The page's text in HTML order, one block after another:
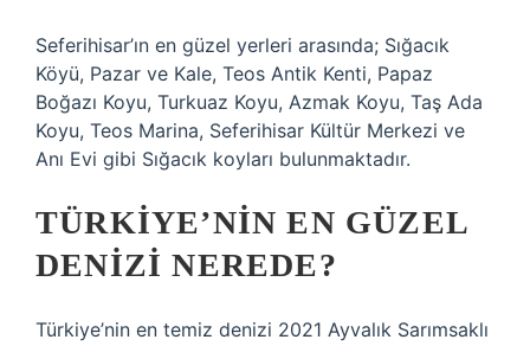
Seferihisar’ın en güzel yerleri arasında; Sığacık
Köyü, Pazar ve Kale, Teos Antik Kenti, Papaz
Boğazı Koyu, Turkuaz Koyu, Azmak Koyu, Taş Ada
Koyu, Teos Marina, Seferihisar Kültür Merkezi ve
Anı Evi gibi Sığacık koyları bulunmaktadır.
TÜRKIYE’NIN EN GÜZEL
DENIZI NEREDE?
Türkiye’nin en temiz denizi 2021 Ayvalık Sarımsaklı